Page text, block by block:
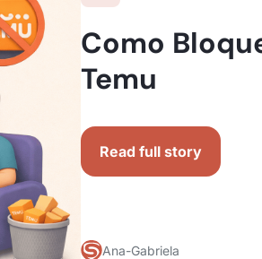
Como
Temu
Read full story
Ana-Gabriela